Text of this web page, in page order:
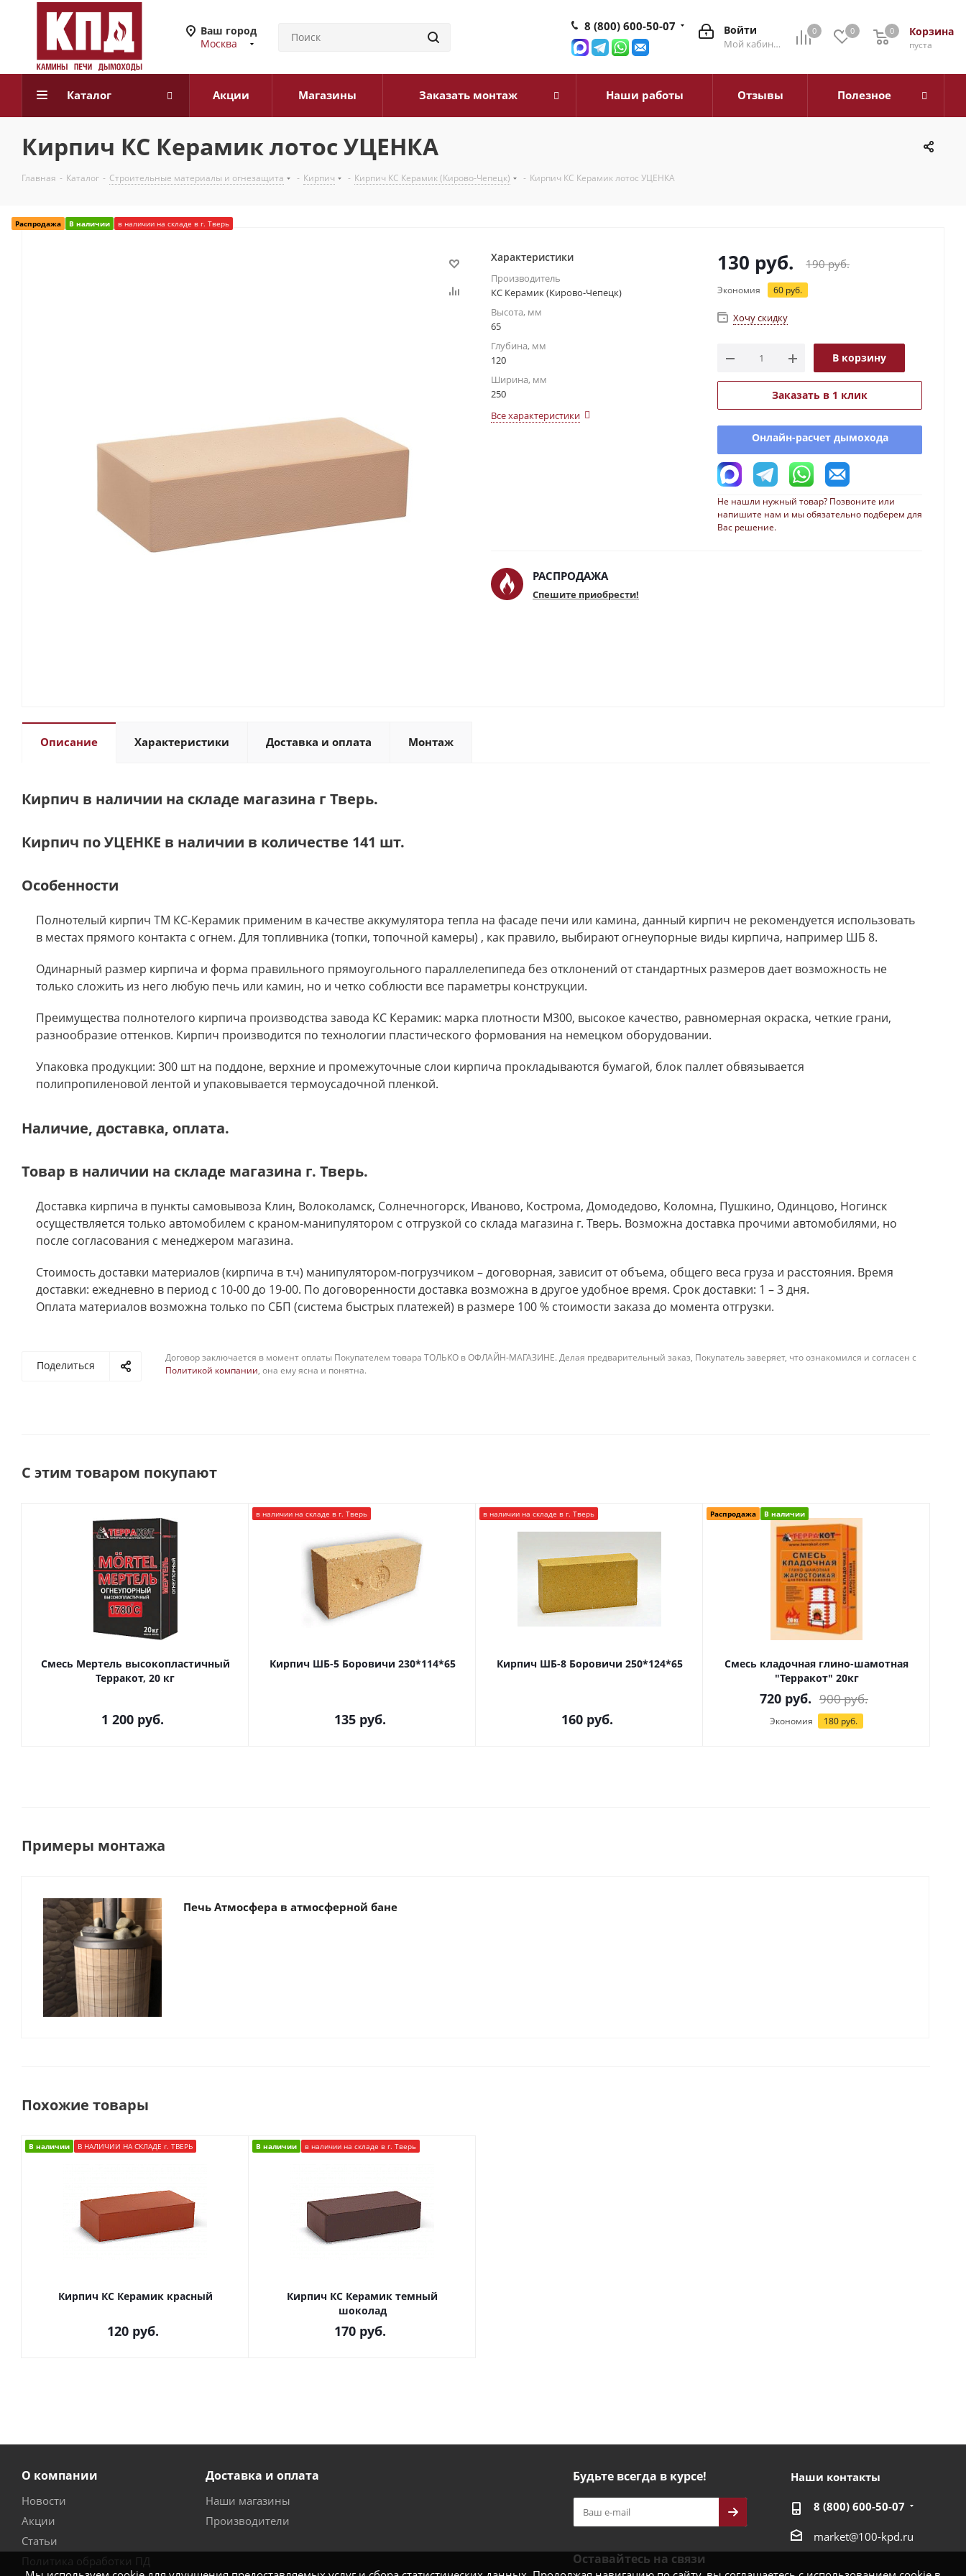
Ваш город
Москва
0 0 Корзина
0
пуста
0
Войти
Мой кабинет
8 (800) 600-50-07
Каталог Акции Магазины Заказать монтаж Наши работы Отзывы Полезное
Кирпич КС Керамик лотос УЦЕНКА
Главная - Каталог - Строительные материалы и огнезащита - Кирпич - Кирпич КС Керамик (Кирово-Чепецк) - Кирпич КС Керамик лотос УЦЕНКА
Распродажа В наличии в наличии на складе в г. Тверь
Характеристики
Производитель
КС Керамик (Кирово-Чепецк)
Высота, мм
65
Глубина, мм
120
Ширина, мм
250
Все характеристики
130 руб. 190руб.
Экономия 60 руб.
Хочу скидку
В корзину
Заказать в 1 клик
Онлайн-расчет дымохода
Не нашли нужный товар? Позвоните или
напишите нам и мы обязательно подберем для
Вас решение.
РАСПРОДАЖА
Спешите приобрести!
Описание Характеристики Доставка и оплата Монтаж
Кирпич в наличии на складе магазина г Тверь.
Кирпич по УЦЕНКЕ в наличии в количестве 141 шт.
Особенности
Полнотелый кирпич ТМ КС-Керамик применим в качестве аккумулятора тепла на фасаде печи или камина, данный кирпич не рекомендуется использовать
в местах прямого контакта с огнем. Для топливника (топки, топочной камеры) , как правило, выбирают огнеупорные виды кирпича, например ШБ 8.
Одинарный размер кирпича и форма правильного прямоугольного параллелепипеда без отклонений от стандартных размеров дает возможность не
только сложить из него любую печь или камин, но и четко соблюсти все параметры конструкции.
Преимущества полнотелого кирпича производства завода КС Керамик: марка плотности М300, высокое качество, равномерная окраска, четкие грани,
разнообразие оттенков. Кирпич производится по технологии пластического формования на немецком оборудовании.
Упаковка продукции: 300 шт на поддоне, верхние и промежуточные слои кирпича прокладываются бумагой, блок паллет обвязывается
полипропиленовой лентой и упаковывается термоусадочной пленкой.
Наличие, доставка, оплата.
Товар в наличии на складе магазина г. Тверь.
Доставка кирпича в пункты самовывоза Клин, Волоколамск, Солнечногорск, Иваново, Кострома, Домодедово, Коломна, Пушкино, Одинцово, Ногинск
осуществляется только автомобилем с краном-манипулятором с отгрузкой со склада магазина г. Тверь. Возможна доставка прочими автомобилями, но
после согласования с менеджером магазина.
Стоимость доставки материалов (кирпича в т.ч) манипулятором-погрузчиком – договорная, зависит от объема, общего веса груза и расстояния. Время
доставки: ежедневно в период с 10-00 до 19-00. По договоренности доставка возможна в другое удобное время. Срок доставки: 1 – 3 дня.
Оплата материалов возможна только по СБП (система быстрых платежей) в размере 100 % стоимости заказа до момента отгрузки.
Поделиться
Договор заключается в момент оплаты Покупателем товара ТОЛЬКО в ОФЛАЙН-МАГАЗИНЕ. Делая предварительный заказ, Покупатель заверяет, что ознакомился и согласен с
Политикой компании, она ему ясна и понятна.
С этим товаром покупают
Смесь Мертель высокопластичный
Терракот, 20 кг
1 200 руб.
в наличии на складе в г. Тверь
Кирпич ШБ-5 Боровичи 230*114*65
135руб.
в наличии на складе в г. Тверь
Кирпич ШБ-8 Боровичи 250*124*65
160руб.
Распродажа В наличии
Смесь кладочная глино-шамотная
"Терракот" 20кг
720 руб. 900руб.
Экономия 180 руб.
Примеры монтажа
Печь Атмосфера в атмосферной бане
Похожие товары
В наличии В НАЛИЧИИ НА СКЛАДЕ г. ТВЕРЬ
Кирпич КС Керамик красный
120руб.
В наличии в наличии на складе в г. Тверь
Кирпич КС Керамик темный
шоколад
170руб.
О компании
Новости
Акции
Статьи
Политика обработки ПД
Доставка и оплата
Наши магазины
Производители
Будьте всегда в курсе!
Оставайтесь на связи
Наши контакты
8 (800) 600-50-07
market@100-kpd.ru